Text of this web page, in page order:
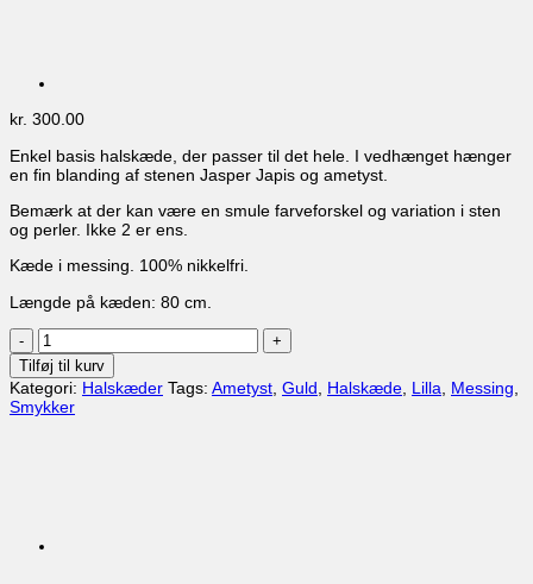
kr. 300.00
Enkel basis halskæde, der passer til det hele. I vedhænget hænger
en fin blanding af stenen Jasper Japis og ametyst.
Bemærk at der kan være en smule farveforskel og variation i sten
og perler. Ikke 2 er ens.
Kæde i messing. 100% nikkelfri.
Længde på kæden: 80 cm.
Halskæde
NECK-
136
antal
Tilføj til kurv
Kategori: Halskæder Tags: Ametyst Guld Halskæde Lilla Messing
Smykker